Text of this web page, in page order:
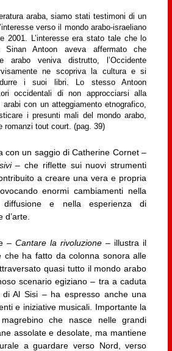
araba, siamo stati testimoni di un
verso il mondo arabo-israeliano
2001. L’interesse era stato tale che lo
Sinan Antoon aveva affermato che
arabo veniva distrutto, l’Occidente
ne scopriva la cultura e si
i suoi libri. Lo stesso Antoon
occidentali di non approcciarsi alla
arabi con un atteggiamento etnografico,
i presunti mali del mondo arabo,
romanzi tout court. (pag. 39)
con un saggio di Catherine Cornet –
– che riflette sui nuovi strumenti
a creare una vera e propria
enormi cambiamenti nella
diffusione e nella esperienza di
– Cantare la rivoluzione – illustra il
che ha fatto da colonna sonora alle
quasi tutto il mondo arabo
scenario egiziano – tra a caduta
Al Sisi – ha espresso anche una
e iniziative musicali. Importante la
che nasce nelle grandi
assolate e desolate, ma mantiene
a guardare verso Nord, verso